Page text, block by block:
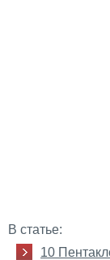
В статье:
10